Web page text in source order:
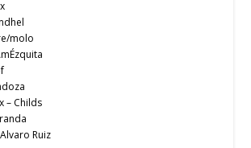
molo
– Childs
Ruiz